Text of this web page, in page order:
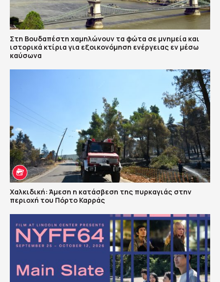
Στη Βουδαπέστη χαμηλώνουν τα φώτα σε μνημεία και
ιστορικά κτίρια για εξοικονόμηση ενέργειας εν μέσω
καύσωνα
Χαλκιδική: Άμεση η κατάσβεση της πυρκαγιάς στην
περιοχή του Πόρτο Καρράς